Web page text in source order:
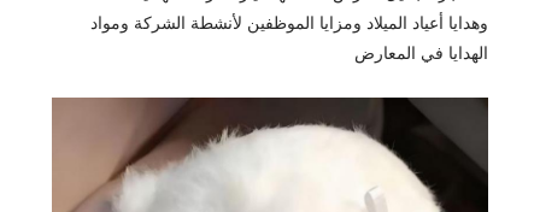
وهدايا أعياد الميلاد ومزايا الموظفين لأنشطة الشركة ومواد
الهدايا في المعارض